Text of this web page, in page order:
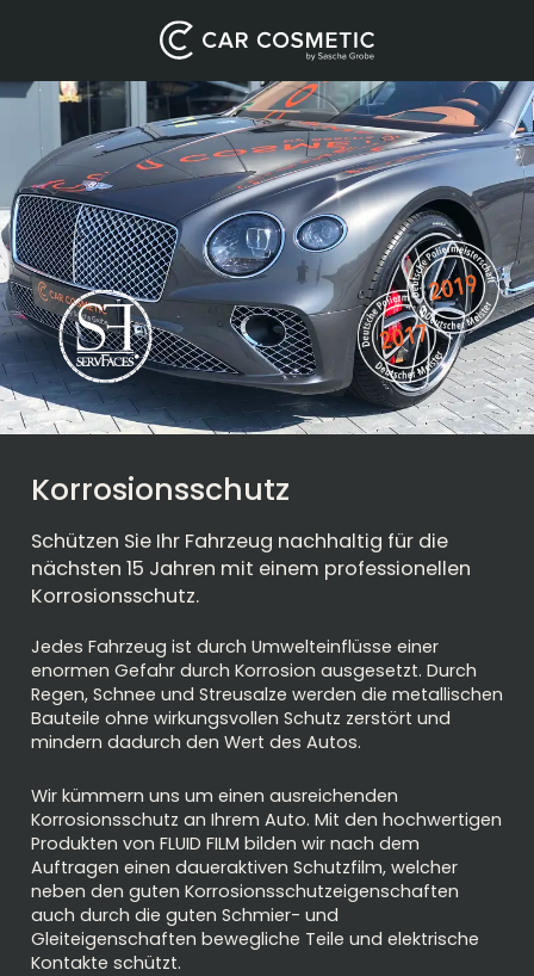
Korrosionsschutz
Schützen Sie Ihr Fahrzeug nachhaltig für die
nächsten 15 Jahren mit einem professionellen
Korrosionsschutz.
Jedes Fahrzeug ist durch Umwelteinflüsse einer
enormen Gefahr durch Korrosion ausgesetzt. Durch
Regen, Schnee und Streusalze werden die metallischen
Bauteile ohne wirkungsvollen Schutz zerstört und
mindern dadurch den Wert des Autos.
Wir kümmern uns um einen ausreichenden
Korrosionsschutz an Ihrem Auto. Mit den hochwertigen
Produkten von FLUID FILM bilden wir nach dem
Auftragen einen daueraktiven Schutzfilm, welcher
neben den guten Korrosionsschutzeigenschaften
auch durch die guten Schmier- und
Gleiteigenschaften bewegliche Teile und elektrische
Kontakte schützt.